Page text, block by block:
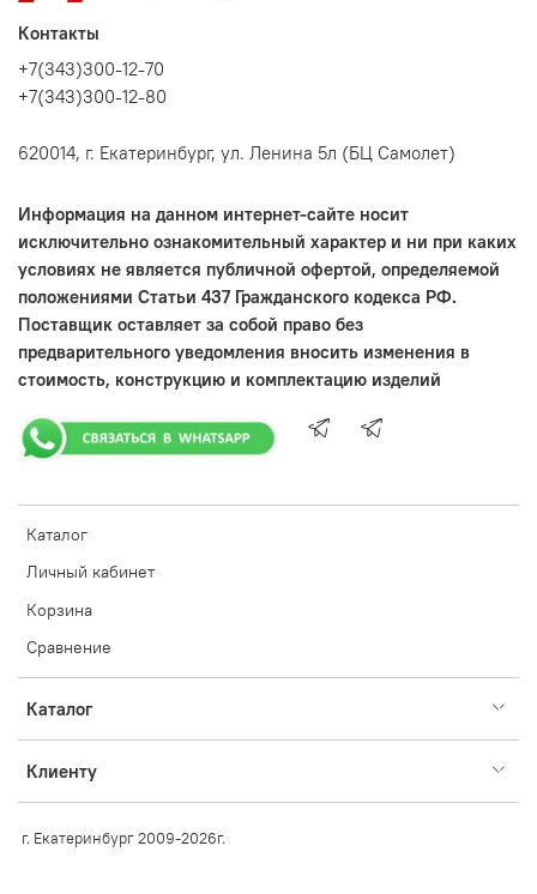
Каталог
Личный кабинет
Корзина
Сравнение
Каталог
Клиенту
Контакты
+7(343)300-12-70
+7(343)300-12-80
620014, г. Екатеринбург, ул. Ленина 5л (БЦ Самолет)
Информация на данном интернет-сайте носит
исключительно ознакомительный характер и ни при каких
условиях не является публичной офертой, определяемой
положениями Статьи 437 Гражданского кодекса РФ.
Поставщик оставляет за собой право без
предварительного уведомления вносить изменения в
стоимость, конструкцию и комплектацию изделий
г. Екатеринбург 2009-2026г.